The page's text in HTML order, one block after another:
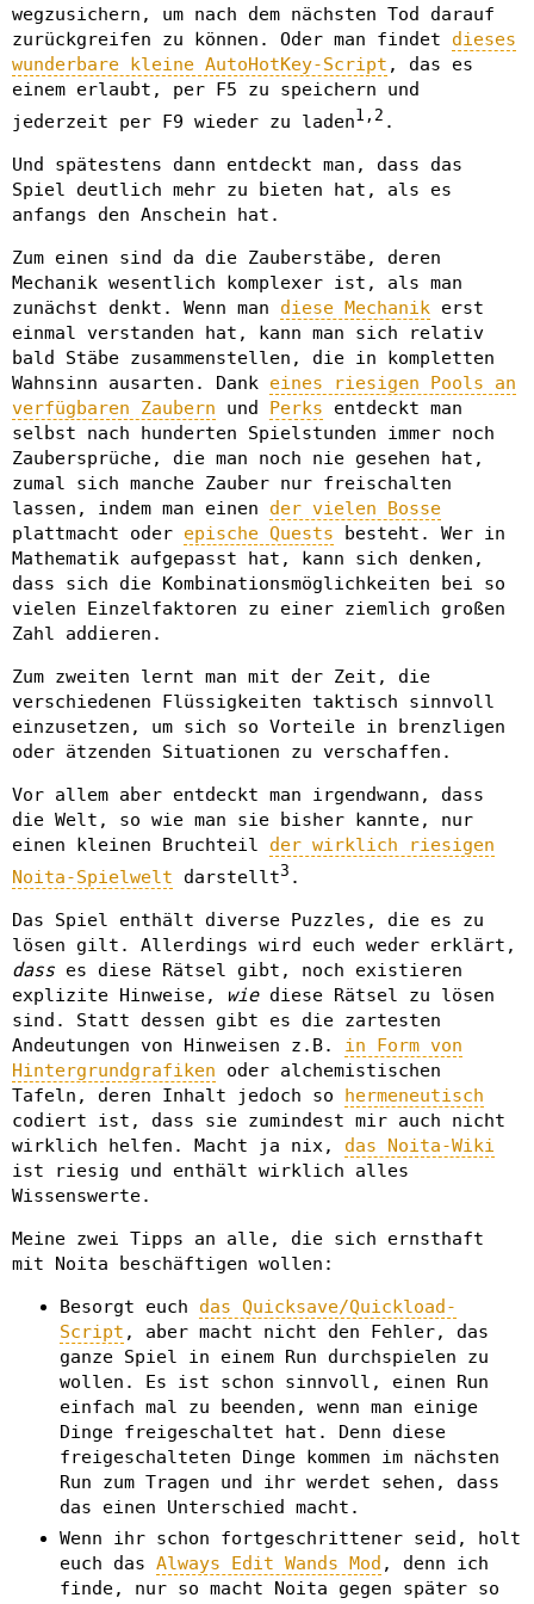
wegzusichern, um nach dem nächsten Tod darauf
zurückgreifen zu können. Oder man findet dieses
wunderbare kleine AutoHotKey-Script , das es
einem erlaubt, per F5 zu speichern und
jederzeit per F9 wieder zu laden1,2 .
Und spätestens dann entdeckt man, dass das
Spiel deutlich mehr zu bieten hat, als es
anfangs den Anschein hat.
Zum einen sind da die Zauberstäbe, deren
Mechanik wesentlich komplexer ist, als man
zunächst denkt. Wenn man diese Mechanik erst
einmal verstanden hat, kann man sich relativ
bald Stäbe zusammenstellen, die in kompletten
Wahnsinn ausarten. Dank eines riesigen Pools an
verfügbaren Zaubern und Perks entdeckt man
selbst nach hunderten Spielstunden immer noch
Zaubersprüche, die man noch nie gesehen hat,
zumal sich manche Zauber nur freischalten
lassen, indem man einen der vielen Bosse
plattmacht oder epische Quests besteht. Wer in
Mathematik aufgepasst hat, kann sich denken,
dass sich die Kombinationsmöglichkeiten bei so
vielen Einzelfaktoren zu einer ziemlich großen
Zahl addieren.
Zum zweiten lernt man mit der Zeit, die
verschiedenen Flüssigkeiten taktisch sinnvoll
einzusetzen, um sich so Vorteile in brenzligen
oder ätzenden Situationen zu verschaffen.
Vor allem aber entdeckt man irgendwann, dass
die Welt, so wie man sie bisher kannte, nur
einen kleinen Bruchteil der wirklich riesigen
Noita-Spielwelt darstellt3 .
Das Spiel enthält diverse Puzzles, die es zu
lösen gilt. Allerdings wird euch weder erklärt,
dass es diese Rätsel gibt, noch existieren
explizite Hinweise,
wiediese Rätsel zu lösen
sind. Statt dessen gibt es die zartesten
Andeutungen von Hinweisen z.B. in Form von
Hintergrundgrafiken oder alchemistischen
Tafeln, deren Inhalt jedoch so hermeneutisch
codiert ist, dass sie zumindest mir auch nicht
wirklich helfen. Macht ja nix, das Noita-Wiki
ist riesig und enthält wirklich alles
Wissenswerte.
Meine zwei Tipps an alle, die sich ernsthaft
mit Noita beschäftigen wollen:
Besorgt euch das Quicksave/Quickload-
Script , aber macht nicht den Fehler, das
ganze Spiel in einem Run durchspielen zu
wollen. Es ist schon sinnvoll, einen Run
einfach mal zu beenden, wenn man einige
Dinge freigeschaltet hat. Denn diese
freigeschalteten Dinge kommen im nächsten
Run zum Tragen und ihr werdet sehen, dass
das einen Unterschied macht.
Wenn ihr schon fortgeschrittener seid, holt
euch das Always Edit Wands Mod , denn ich
finde, nur so macht Noita gegen später so